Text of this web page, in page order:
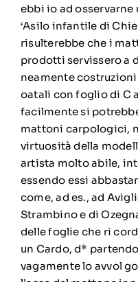
ebbi io ad osservarne
‘Asilo infantile di
risulterebbe che i
prodotti servissero a
neamente
oatali con foglio di C
facilmente si
mattoni carpologici,
virtuosità della
artista molto abile,
essendo essi
come, ad es., ad
Strambino e di
delle foglie che ri
un Cardo, d*
vagamente lo avvol